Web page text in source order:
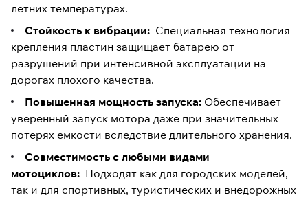
летних температурах.
Стойкость к вибрации: Специальная технология
крепления пластин защищает батарею от
разрушений при интенсивной эксплуатации на
дорогах плохого качества.
Повышенная мощность запуска: Обеспечивает
уверенный запуск мотора даже при значительных
потерях емкости вследствие длительного хранения.
Совместимость с любыми видами
мотоциклов: Подходят как для городских моделей,
так и для спортивных, туристических и внедорожных